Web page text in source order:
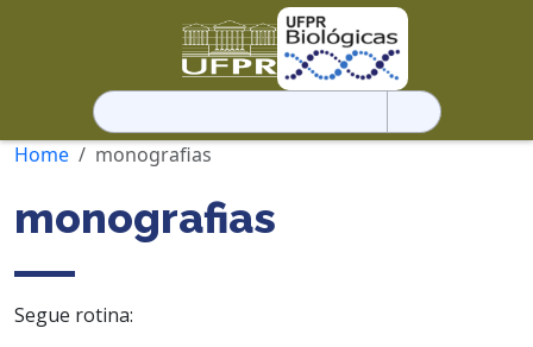
Pesquisar
por:
Home
monografias
monografias
Segue rotina: